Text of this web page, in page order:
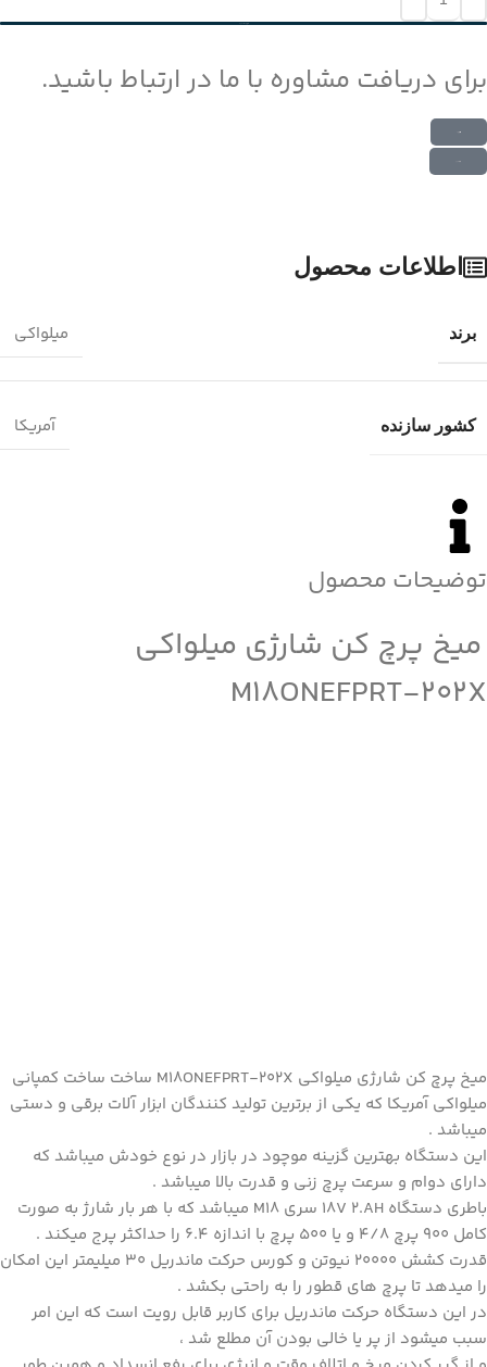
برای دریافت مشاوره با ما در ارتباط باشید.
توضیحات محصول
میخ پرچ کن شارژی میلواکی
M18ONEFPRT-202X
میخ پرچ کن شارژی میلواکی
M18ONEFPRT-202X ساخت ساخت کمپانی
میلواکی آمریکا که یکی از برترین تولید کنندگان ابزار آلات برقی و دستی
میباشد .
این دستگاه بهترین گزینه موچود در بازار در نوع خودش میباشد که
دارای دوام و سرعت پرچ زنی و قدرت بالا میباشد .
باطری دستگاه 18V 2.AH سری M18 میباشد که با هر بار شارژ به صورت
کامل 900 پرچ 4/8 و یا 500 پرچ با اندازه 6.4 را حداکثر پرج میکند .
قدرت کشش 20000 نیوتن و کورس حرکت ماندریل 30 میلیمتر این امکان
را میدهد تا پرچ های قطور را به راحتی بکشد .
در این دستگاه حرکت ماندریل برای کاربر قابل رویت است که این امر
سبب میشود از پر یا خالی بودن آن مطلع شد ،
اطلاعات محصول
برند میلواکی
کشور سازنده آمریکا